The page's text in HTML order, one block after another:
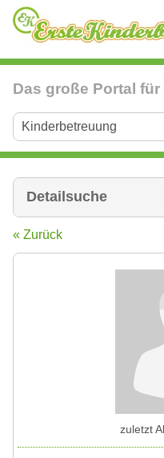
Das große Portal
Detailsuche
« Zurück
zuletzt